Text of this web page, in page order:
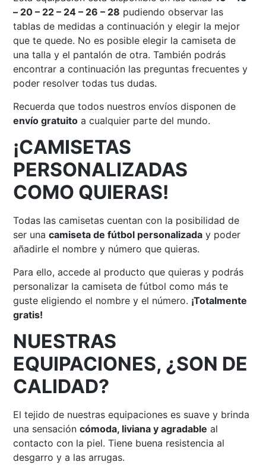
– 20 – 22 – 24 – 26 – 28 pudiendo observar las
tablas de medidas a continuación y elegir la mejor
que te quede. No es posible elegir la camiseta de
una talla y el pantalón de otra. También podrás
encontrar a continuación las preguntas frecuentes y
poder resolver todas tus dudas.
Recuerda que todos nuestros envíos disponen de
envío gratuito a cualquier parte del mundo.
¡CAMISETAS
PERSONALIZADAS
COMO QUIERAS!
Todas las camisetas cuentan con la posibilidad de
ser unacamiseta de fútbol personalizada y poder
añadirle el nombre y número que quieras.
Para ello, accede al producto que quieras y podrás
personalizar la camiseta de fútbol como más te
guste eligiendo el nombre y el número. ¡Totalmente
gratis!
NUESTRAS
EQUIPACIONES, ¿SON DE
CALIDAD?
El tejido de nuestras equipaciones es suave y brinda
una sensacióncómoda, liviana y agradable al
contacto con la piel. Tiene buena resistencia al
desgarro y a las arrugas.